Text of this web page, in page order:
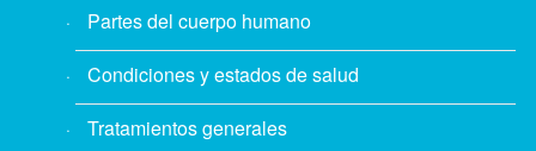
Partes del cuerpo humano
Condiciones y estados de salud
Tratamientos generales